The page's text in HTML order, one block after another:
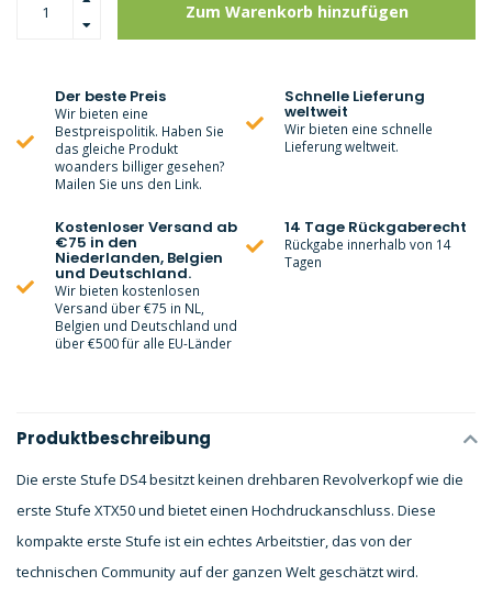
Zum Warenkorb hinzufügen
Der beste Preis
Wir bieten eine
Bestpreispolitik. Haben Sie
das gleiche Produkt
woanders billiger gesehen?
Mailen Sie uns den Link.
Schnelle Lieferung
weltweit
Wir bieten eine schnelle
Lieferung weltweit.
Kostenloser Versand ab
€75 in den
Niederlanden, Belgien
und Deutschland.
Wir bieten kostenlosen
Versand über €75 in NL,
Belgien und Deutschland und
über €500 für alle EU-Länder
14 Tage Rückgaberecht
Rückgabe innerhalb von 14
Tagen
Produktbeschreibung
Die erste Stufe DS4 besitzt keinen drehbaren Revolverkopf wie die
erste Stufe XTX50 und bietet einen Hochdruckanschluss. Diese
kompakte erste Stufe ist ein echtes Arbeitstier, das von der
technischen Community auf der ganzen Welt geschätzt wird.